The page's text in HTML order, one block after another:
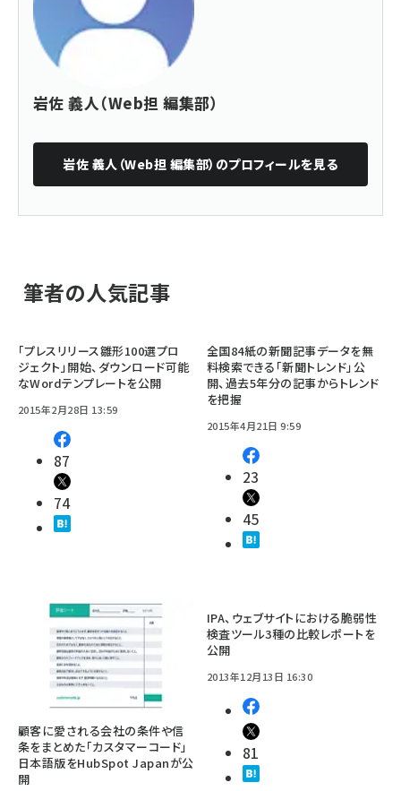
岩佐 義人（Web担 編集部）
岩佐 義人（Web担 編集部） のプロフィールを見る
筆者の人気記事
「プレスリリース雛形100選プロ
ジェクト」開始、ダウンロード可能
なWordテンプレートを公開
2015年2月28日 13:59
87
74
全国84紙の新聞記事データを無
料検索できる「新聞トレンド」公
開、過去5年分の記事からトレンド
を把握
2015年4月21日 9:59
23
45
顧客に愛される会社の条件や信
条をまとめた「カスタマーコード」
日本語版をHubSpot Japanが公
開
IPA、ウェブサイトにおける脆弱性
検査ツール3種の比較レポートを
公開
2013年12月13日 16:30
81